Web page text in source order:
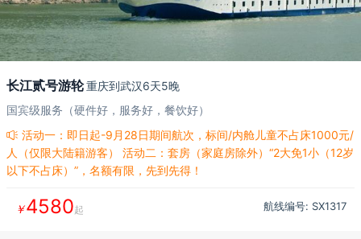
长江贰号游轮重庆到武汉6天5晚
国宾级服务（硬件好，服务好，餐饮好）
 活动一：即日起-9月28日期间航次，标间/内舱儿童不占床1000元/
人（仅限大陆籍游客） 活动二：套房（家庭房除外）“2大免1小（12岁
以下不占床）”，名额有限，先到先得！
￥4580起 航线编号: SX1317